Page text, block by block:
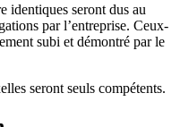
identiques seront dus au
par l’entreprise. Ceux-
subi et démontré par le
seront seuls compétents.